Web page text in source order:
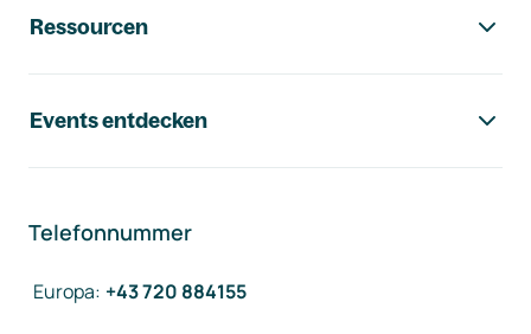
Ressourcen
Events entdecken
Telefonnummer
Europa: +43 720 884155